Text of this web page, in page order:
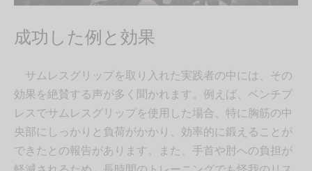
成功した例と効果
サムレスグリップを取り入れた実践者の中には、その
効果を絶賛する声が多く聞かれます。例えば、ベンチプ
レスでサムレスグリップを使用した場合、特に胸筋の中
央部にしっかりと負荷がかかり、効率的に鍛えることが
できたとの報告があります。また、手首や肘への負担が